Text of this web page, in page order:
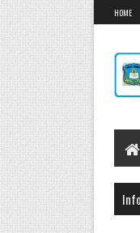
HOME
Info